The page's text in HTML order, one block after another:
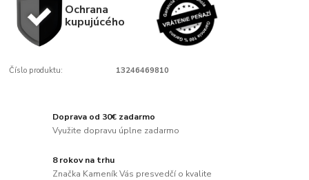
Ochrana
kupujúcého
Číslo produktu: 13246469810
Doprava od 30€ zadarmo
Využite dopravu úplne zadarmo
8 rokov na trhu
Značka Kameník Vás presvedčí o kvalite